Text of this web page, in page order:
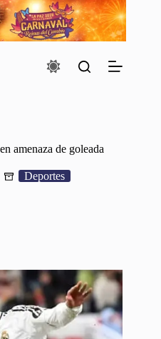
amenaza de goleada
Deportes